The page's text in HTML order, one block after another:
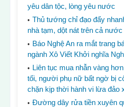
yêu dân tộc, lòng yêu nước
Thủ tướng chỉ đạo đẩy
nhà tạm, dột nát trên cả nước
Báo Nghệ An ra mắt trang
ngành Xô Viết Khởi nghĩa
Liên tục mua nhẫn vàng
tối, người phụ nữ bất ngờ bị
chặn kịp thời hành vi lừa đảo
Đường dây rửa tiền xuyên